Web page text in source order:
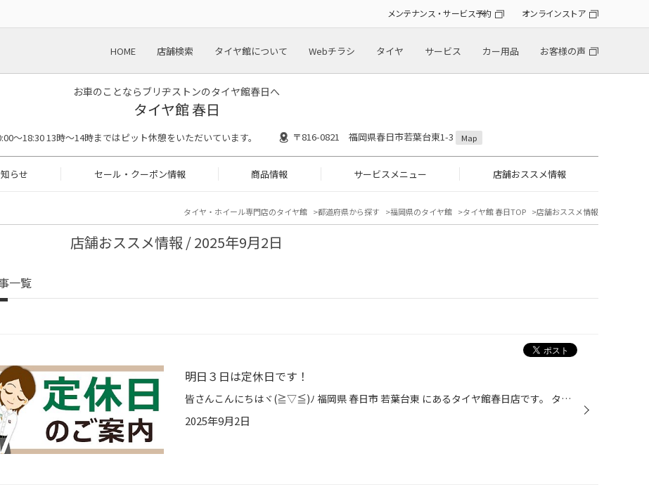
メンテナンス・サービス予約 オンラインストア
HOME 店舗検索 タイヤ館について Webチラシ タイヤ サービス カー用品 お客様の声
お車のことならブリヂストンのタイヤ館春日へ
タイヤ館 春日
～18:30 13時〜14時まではピット休憩をいただいています。 〒816-0821 福岡県春日市若葉台東1-3 Map
らせ セール・クーポン情報 商品情報 サービスメニュー 店舗おススメ情報
タイヤ・ホイール専門店のタイヤ館 都道府県から探す 福岡県のタイヤ館 タイヤ館 春日TOP 店舗おススメ情報
店舗おススメ情報 / 2025年9月2日
一覧
明日３日は定休日です！
皆さんこんにちはヾ(≧▽≦)ﾉ 福岡県 春日市 若葉台東 にあるタイヤ館春日店です。 タイヤ館春日店のHPをご覧いただき 誠にありがとうございます！ 3日(水)は定休日となっております。 ご迷惑をおかけいたしますが、 ご来店の際はご注意くださいませm(_ _)m
2025年9月2日